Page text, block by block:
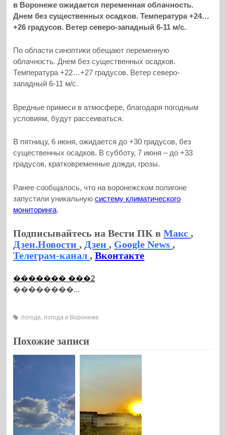
в Воронеже ожидается переменная облачность.
Днем без существенных осадков. Температура +24…
+26 градусов. Ветер северо-западный 6-11 м/с.
По области синоптики обещают переменную
облачность. Днем без существенных осадков.
Температура +22…+27 градусов. Ветер северо-
западный 6-11 м/с.
Вредные примеси в атмосфере, благодаря погодным
условиям, будут рассеиваться.
В пятницу, 6 июня, ожидается до +30 градусов, без
существенных осадков. В субботу, 7 июня – до +33
градусов, кратковременные дожди, грозы.
Ранее сообщалось, что на воронежском полигоне
запустили уникальнуюсистему климатического
мониторинга.
Подписывайтесь на Вести ПК вМакс,
Дзен.Новости, Дзен, Google News,
Телеграм-канал,Вконтакте
������� ���2
��������...
погода, погода в Воронеже
Похожие записи